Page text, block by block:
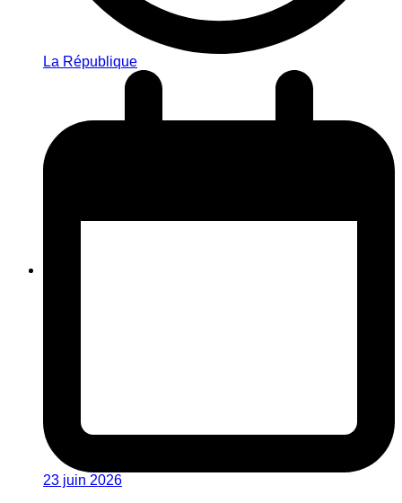
La République
23 juin 2026